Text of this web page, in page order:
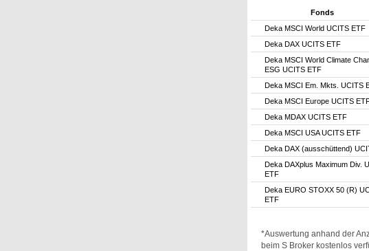
Fonds
Deka MSCI World UCITS ETF
Deka DAX UCITS ETF
Deka MSCI World Climate
ESG UCITS ETF
Deka MSCI Em. Mkts. UCITS
Deka MSCI Europe UCITS
Deka MDAX UCITS ETF
Deka MSCI USA UCITS ETF
Deka DAX (ausschüttend)
Deka DAXplus Maximum Div.
ETF
Deka EURO STOXX 50 (R)
ETF
*Auswertung anhand der
beim S Broker kostenlos